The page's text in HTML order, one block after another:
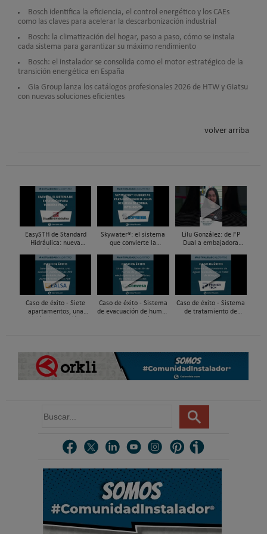
Bosch identifica la eficiencia, el control energético y los CAEs
como las claves para acelerar la descarbonización industrial
Bosch: la climatización del hogar, paso a paso, cómo se instala
cada sistema para garantizar su máximo rendimiento
Bosch: el instalador se consolida como el motor estratégico de la
transición energética en España
Gia Group lanza los catálogos profesionales 2026 de HTW y Giatsu
con nuevas soluciones eficientes
volver arriba
EasySTH de Standard
Hidráulica: nueva
de expansión para
tuberías PEX
Skywater®: el sistema
que convierte la
infraestructura activa de
gestión del agua...
Lilu González: de FP
Dual a embajadora
| Mecatrónica Industrial
Caso de éxito - Siete
apartamentos, una
Caso de éxito - Sistema
de evacuación de humos
Caso de éxito - Sistema
de tratamiento de
u
r
.